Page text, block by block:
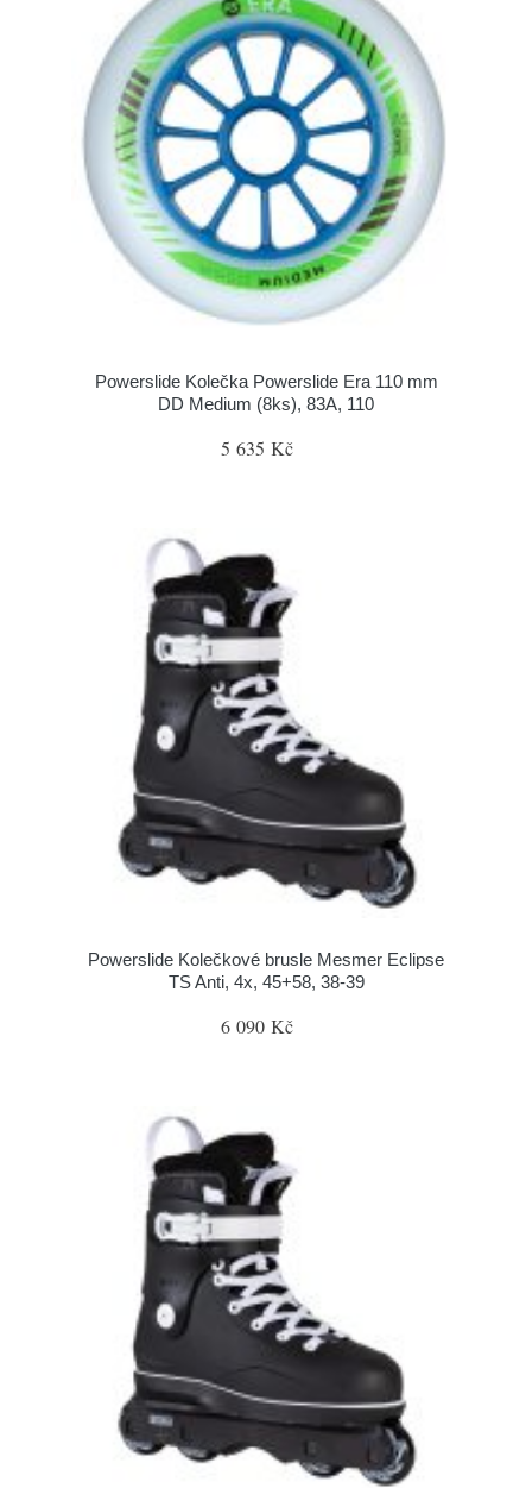
Powerslide Kolečka Powerslide Era 110 mm
DD Medium (8ks), 83A, 110
5 635 Kč
Powerslide Kolečkové brusle Mesmer Eclipse
TS Anti, 4x, 45+58, 38-39
6 090 Kč